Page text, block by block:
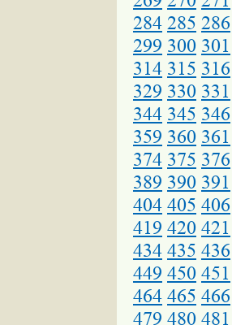
284 285 286
299 300 301
314 315 316
329 330 331
344 345 346
359 360 361
374 375 376
389 390 391
404 405 406
419 420 421
434 435 436
449 450 451
464 465 466
479 480 481